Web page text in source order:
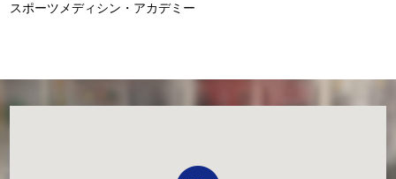
スポーツメディシン・アカデミー